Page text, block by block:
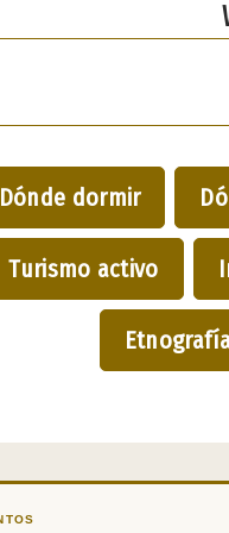
Dónde dormir
Turismo activo